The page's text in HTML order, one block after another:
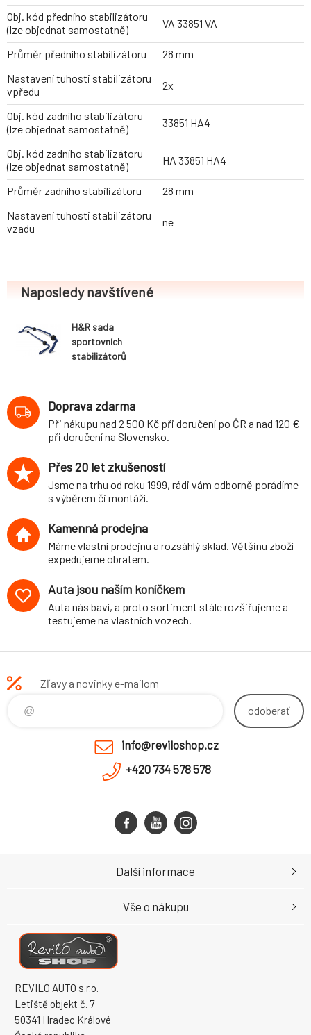
Obj. kód předního stabilizátoru
(lze objednat samostatně)
VA 33851 VA
Průměr předního stabilizátoru
28 mm
Nastavení tuhosti stabilizátoru
vpředu
2x
Obj. kód zadního stabilizátoru
(lze objednat samostatně)
33851 HA4
Obj. kód zadního stabilizátoru
(lze objednat samostatně)
HA 33851 HA4
Průměr zadního stabilizátoru
28 mm
Nastavení tuhosti stabilizátoru
vzadu
ne
Naposledy navštívené
H&R sada
sportovních
stabilizátorů
Golf VII (AU, AUV)
3-dvéř., 5-dvéř.,
Sportsvan,
Variant, 2WD, r.v.
2014-, průměr 28
mm/28 mm
Doprava zdarma
Při nákupu nad 2 500 Kč při doručení po ČR a nad 120 €
při doručení na Slovensko.
Přes 20 let zkušeností
Jsme na trhu od roku 1999, rádi vám odborně porádíme
s výběrem či montáží.
Kamenná prodejna
Máme vlastní prodejnu a rozsáhlý sklad. Většinu zboží
expedujeme obratem.
Auta jsou naším koníčkem
Auta nás baví, a proto sortiment stále rozšiřujeme a
testujeme na vlastních vozech.
Zľavy a novinky e-mailom
odoberať
info@reviloshop.cz
+420 734 578 578
REVILO AUTO s.r.o.
Letiště objekt č. 7
50341 Hradec Králové
Další informace
Vše o nákupu